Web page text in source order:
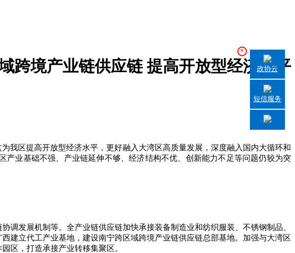
境产业链供应链 提高开放型经济水平
区提高开放型经济水平，更好融入大湾区高质量发展，深度融入国内大循环和
业基础不强、产业链延伸不够、经济结构不优、创新能力不足等问题仍较为突
发展机制等。全产业链供应链加快承接装备制造业和纺织服装、不锈钢制品、
建立代工产业基地，建设南宁跨区域跨境产业链供应链总部基地。加强与大湾区
区，打造承接产业转移集聚区。
×
政协云
短信服务